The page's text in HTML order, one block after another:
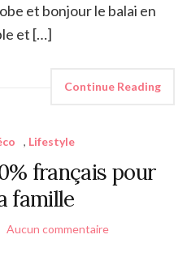
et bonjour le balai en
et […]
Continue Reading
, Lifestyle
français pour
famille
Aucun commentaire